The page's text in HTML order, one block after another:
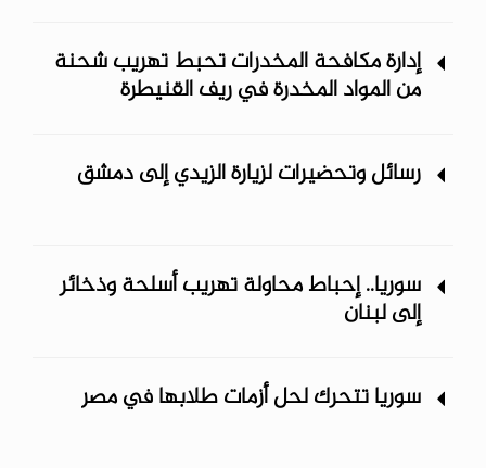
إدارة مكافحة المخدرات تحبط تهريب شحنة
من المواد المخدرة في ريف ‏القنيطرة
رسائل وتحضيرات لزيارة الزيدي إلى دمشق
سوريا.. إحباط محاولة تهريب أسلحة وذخائر
إلى لبنان
سوريا تتحرك لحل أزمات طلابها في مصر